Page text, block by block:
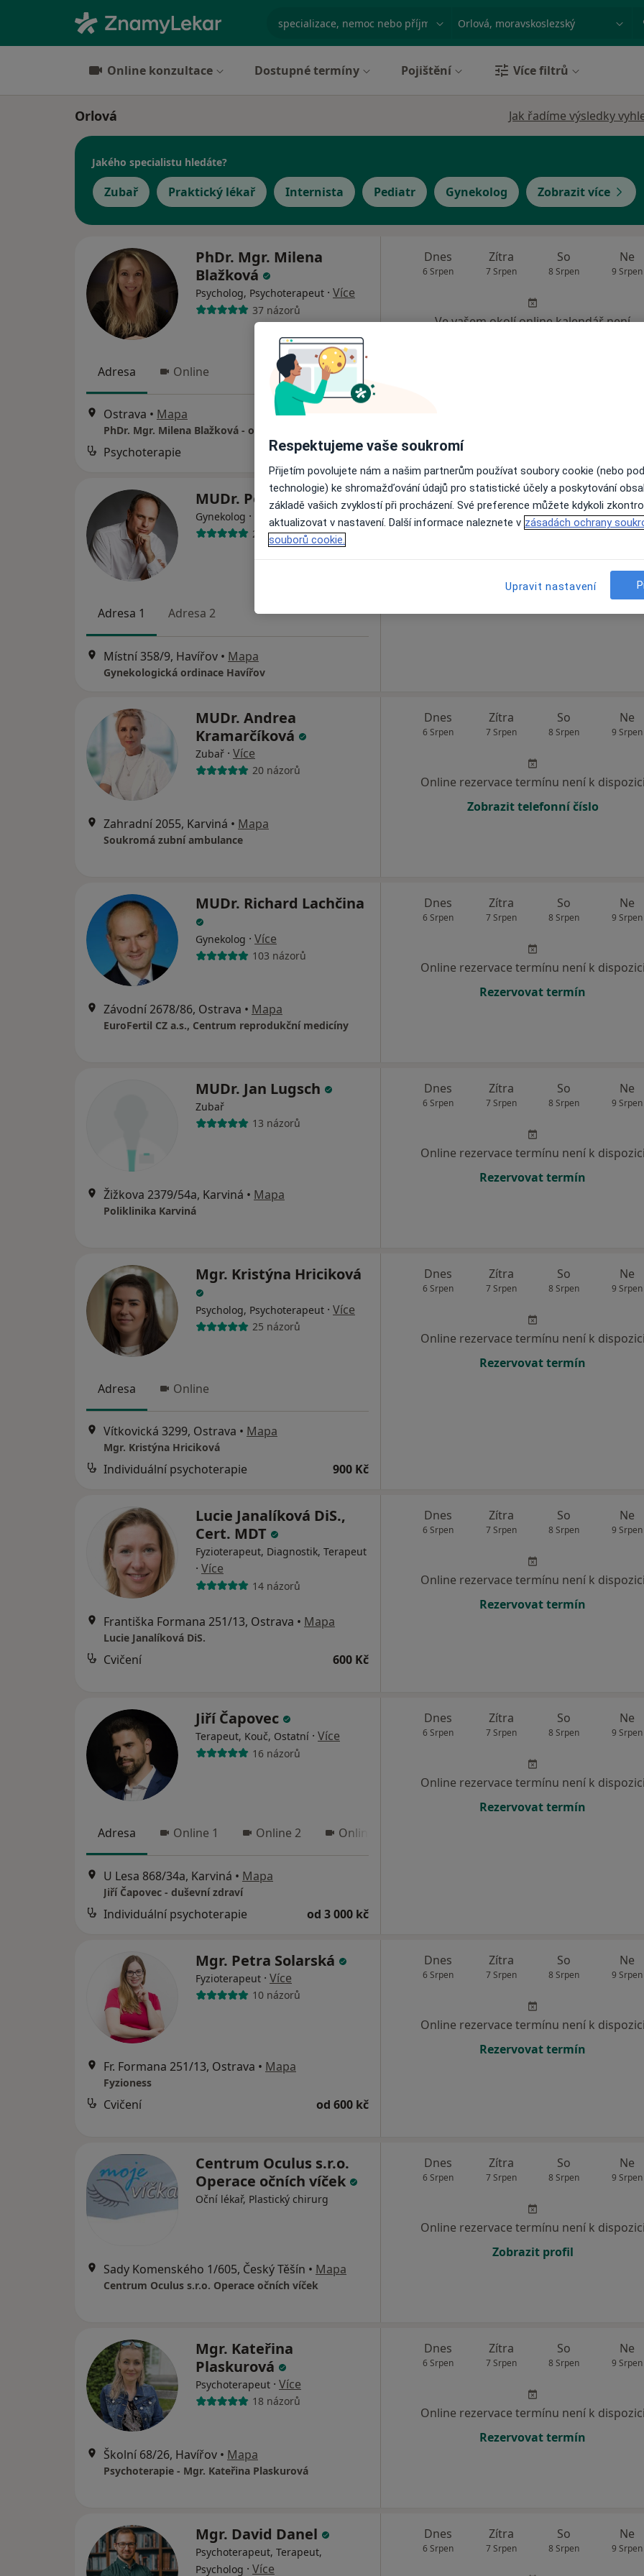
specializace, nemoc nebo příjmení Město nebo region
Online konzultace Dostupné termíny Pojištění Více filtrů
Orlová Jak řadíme výsledky
Jakého specialistu hledáte?
Zubař Praktický lékař Internista Pediatr Gynekolog Zobrazit více
PhDr. Mgr. Milena
Blažková
Psycholog, Psychoterapeut · Více
37 názorů
Adresa Online
Ostrava • Mapa
PhDr. Mgr. Milena Blažková - online
Psychoterapie 1 500 Kč
Dnes
6 Srpen
Zítra
7 Srpen
So
8 Srpen
Ne
9 Srpen
Ve vašem okolí online kalendář není
MUDr. Petr Kovář
Gynekolog · Více
284 názorů
Adresa 1 Adresa 2
Místní 358/9, Havířov • Mapa
Gynekologická ordinace Havířov
Dnes
6 Srpen
Zítra
7 Srpen
So
8 Srpen
Ne
9 Srpen
Zobrazit telefonní číslo
MUDr. Andrea
Kramarčíková
Zubař · Více
20 názorů
Zahradní 2055, Karviná • Mapa
Soukromá zubní ambulance
Dnes
6 Srpen
Zítra
7 Srpen
So
8 Srpen
Ne
9 Srpen
Online rezervace termínu není k dispozici
Zobrazit telefonní číslo
MUDr. Richard Lachčina
Gynekolog · Více
103 názorů
Závodní 2678/86, Ostrava • Mapa
EuroFertil CZ a.s., Centrum reprodukční medicíny
Dnes
6 Srpen
Zítra
7 Srpen
So
8 Srpen
Ne
9 Srpen
Online rezervace termínu není k dispozici
Rezervovat termín
MUDr. Jan Lugsch
Zubař
13 názorů
Žižkova 2379/54a, Karviná • Mapa
Poliklinika Karviná
Dnes
6 Srpen
Zítra
7 Srpen
So
8 Srpen
Ne
9 Srpen
Online rezervace termínu není k dispozici
Rezervovat termín
Mgr. Kristýna Hriciková
Psycholog, Psychoterapeut · Více
25 názorů
Adresa Online
Vítkovická 3299, Ostrava • Mapa
Mgr. Kristýna Hriciková
Individuální psychoterapie 900 Kč
Dnes
6 Srpen
Zítra
7 Srpen
So
8 Srpen
Ne
9 Srpen
Online rezervace termínu není k dispozici
Rezervovat termín
Lucie Janalíková DiS.,
Cert. MDT
Fyzioterapeut, Diagnostik, Terapeut
· Více
14 názorů
Františka Formana 251/13, Ostrava • Mapa
Lucie Janalíková DiS.
Cvičení 600 Kč
Dnes
6 Srpen
Zítra
7 Srpen
So
8 Srpen
Ne
9 Srpen
Online rezervace termínu není k dispozici
Rezervovat termín
Jiří Čapovec
Terapeut, Kouč, Ostatní · Více
16 názorů
Adresa Online 1 Online 2 Online 3
U Lesa 868/34a, Karviná • Mapa
Jiří Čapovec - duševní zdraví
Individuální psychoterapie od 3 000 kč
Dnes
6 Srpen
Zítra
7 Srpen
So
8 Srpen
Ne
9 Srpen
Online rezervace termínu není k dispozici
Rezervovat termín
Mgr. Petra Solarská
Fyzioterapeut · Více
10 názorů
Fr. Formana 251/13, Ostrava • Mapa
Fyzioness
Cvičení od 600 kč
Dnes
6 Srpen
Zítra
7 Srpen
So
8 Srpen
Ne
9 Srpen
Online rezervace termínu není k dispozici
Rezervovat termín
Centrum Oculus s.r.o.
Operace očních víček
Oční lékař, Plastický chirurg
Sady Komenského 1/605, Český Těšín • Mapa
Centrum Oculus s.r.o. Operace očních víček
Dnes
6 Srpen
Zítra
7 Srpen
So
8 Srpen
Ne
9 Srpen
Online rezervace termínu není k dispozici
Zobrazit profil
Mgr. Kateřina
Plaskurová
Psychoterapeut · Více
18 názorů
Školní 68/26, Havířov • Mapa
Psychoterapie - Mgr. Kateřina Plaskurová
Dnes
6 Srpen
Zítra
7 Srpen
So
8 Srpen
Ne
9 Srpen
Online rezervace termínu není k dispozici
Rezervovat termín
Mgr. David Danel
Psychoterapeut, Terapeut,
Psycholog · Více
Dnes
6 Srpen
Zítra
7 Srpen
So
8 Srpen
Ne
9 Srpen
Respektujeme vaše soukromí
Přijetím povolujete nám a našim partnerům používat soubory cookie (nebo
technologie) ke shromažďování údajů pro statistické účely a poskytování
základě vašich zvyklostí při procházení. Své preference můžete kdykoli
aktualizovat v nastavení. Další informace naleznete v zásadách ochrany
souborů cookie.
Upravit nastavení